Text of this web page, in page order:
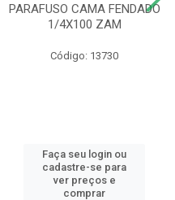
PARAFUSO CAMA FENDADO
1/4X100 ZAM
Código: 13730
Faça seu login ou
cadastre-se para
ver preços e
comprar